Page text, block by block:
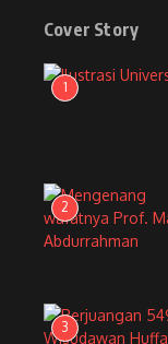
Cover Story
1
2
3